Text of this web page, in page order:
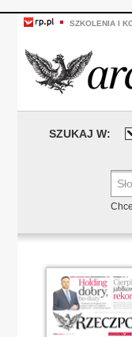
SZKOLENIA I
SZUKAJ W: